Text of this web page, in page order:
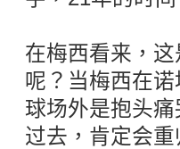
在梅西看来，
呢？当梅西在
球场外是抱头
过去，肯定会